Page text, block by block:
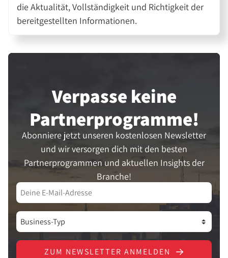
die Aktualität, Vollständigkeit und Richtigkeit der
bereitgestellten Informationen.
Verpasse keine
Partner­programme!
Abonniere jetzt unseren kostenlosen Newsletter
und wir versorgen dich mit den besten
Partnerprogrammen und aktuellen Insights der
Branche!
ZUM NEWSLETTER ANMELDEN